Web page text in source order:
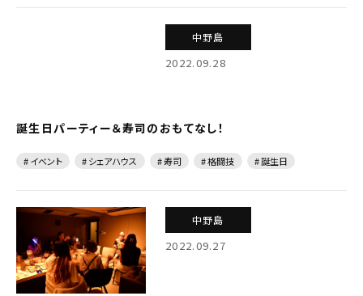
中野島
2022.09.28
誕生日パーティー＆寿司のおもてなし！
# イベント # シェアハウス # 寿司 # 格闘技 # 誕生日
中野島
2022.09.27